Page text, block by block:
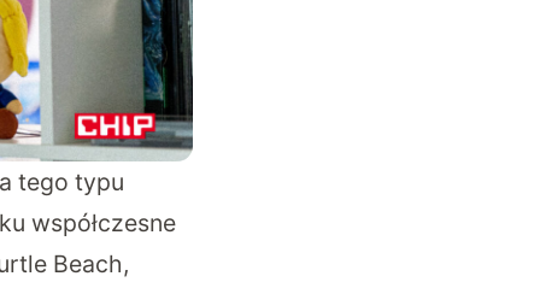
tego typu
współczesne
Beach,